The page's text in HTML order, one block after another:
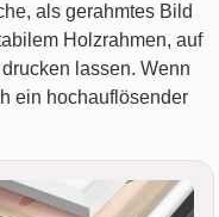
als gerahmtes Bild
Holzrahmen, auf
lassen. Wenn
ein hochauflösender